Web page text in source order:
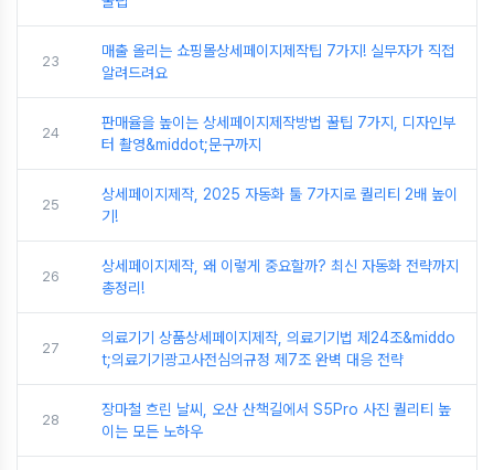
23
매출 올리는 쇼핑몰상세페이지제작팁 7가지! 실무자가 직접
알려드려요
24
판매율을 높이는 상세페이지제작방법 꿀팁 7가지, 디자인부
터 촬영&middot;문구까지
25
상세페이지제작, 2025 자동화 툴 7가지로 퀄리티 2배 높이
기!
26
상세페이지제작, 왜 이렇게 중요할까? 최신 자동화 전략까지
총정리!
27
의료기기 상품상세페이지제작, 의료기기법 제24조&middo
t;의료기기광고사전심의규정 제7조 완벽 대응 전략
28
장마철 흐린 날씨, 오산 산책길에서 S5Pro 사진 퀄리티 높
이는 모든 노하우